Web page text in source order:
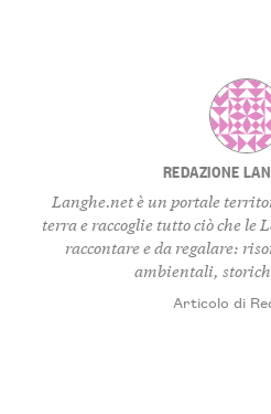
REDAZIONE
Langhe.net è un portale
terra e raccoglie tutto ciò che le
raccontare e da regalare:
ambientali,
Articolo di